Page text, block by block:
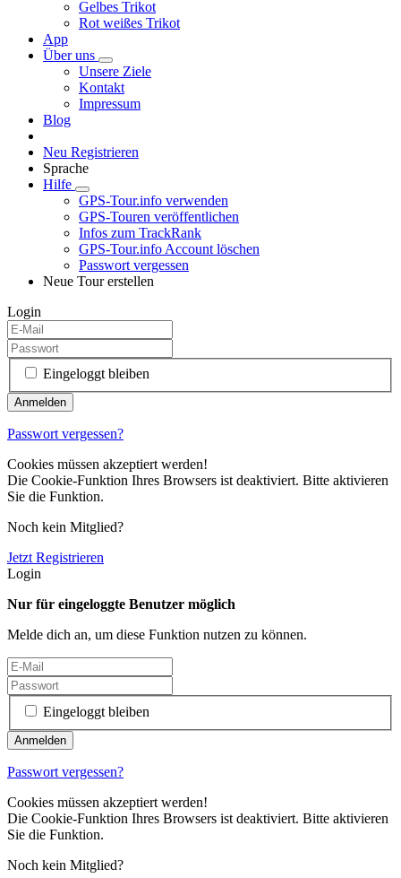
Gelbes Trikot
Rot weißes Trikot
App
Über uns
Unsere Ziele
Kontakt
Impressum
Blog
Neu Registrieren
Sprache
Hilfe
GPS-Tour.info verwenden
GPS-Touren veröffentlichen
Infos zum TrackRank
GPS-Tour.info Account löschen
Passwort vergessen
Neue Tour erstellen
Login
Eingeloggt bleiben
Passwort vergessen?
Cookies müssen akzeptiert werden!
Die Cookie-Funktion Ihres Browsers ist deaktiviert. Bitte aktivieren
Sie die Funktion.
Noch kein Mitglied?
Jetzt Registrieren
Login
Nur für eingeloggte Benutzer möglich
Melde dich an, um diese Funktion nutzen zu können.
Eingeloggt bleiben
Passwort vergessen?
Cookies müssen akzeptiert werden!
Die Cookie-Funktion Ihres Browsers ist deaktiviert. Bitte aktivieren
Sie die Funktion.
Noch kein Mitglied?